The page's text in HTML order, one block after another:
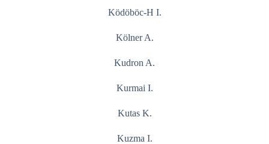
Ködöböc-H I.
Kölner A.
Kudron A.
Kurmai I.
Kutas K.
Kuzma I.